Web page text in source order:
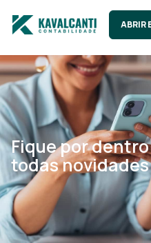
ABRIR
Fique por
todas